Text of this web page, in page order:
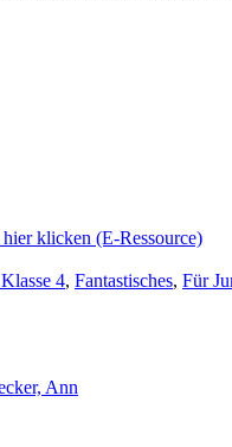
klicken (E-Ressource)
4, Fantastisches, Für
Ann